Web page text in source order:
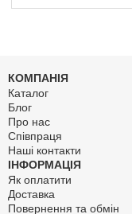
КОМПАНІЯ
Каталог
Блог
Про нас
Співпраця
Наші контакти
ІНФОРМАЦІЯ
Як оплатити
Доставка
Повернення та обмін